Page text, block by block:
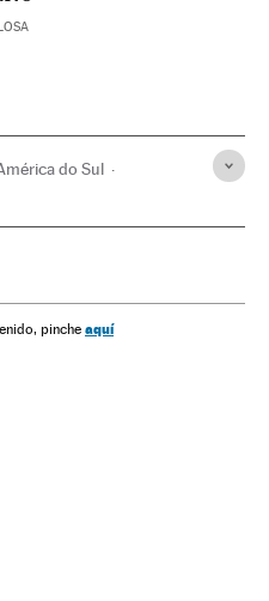
do Sul
pinche aquí